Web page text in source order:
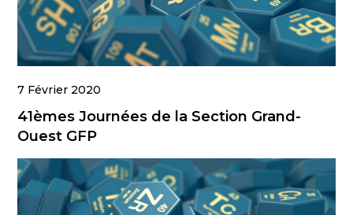
7 Février 2020
41èmes Journées de la Section Grand-
Ouest GFP